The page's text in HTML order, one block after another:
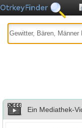
Ein Mediathek-